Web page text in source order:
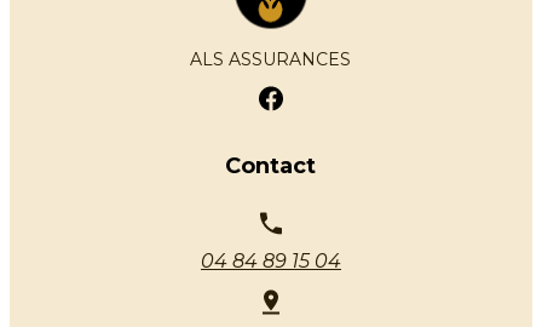
ALS ASSURANCES
Contact
04 84 89 15 04